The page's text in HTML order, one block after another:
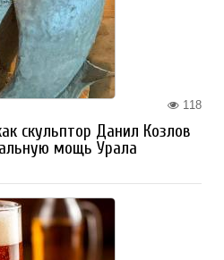
118
скульптор Данил Козлов
мощь Урала